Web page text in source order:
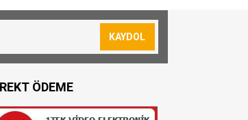
için 30₺ kargo ücreti
konuma göre
KAYDOL
ÖDEME